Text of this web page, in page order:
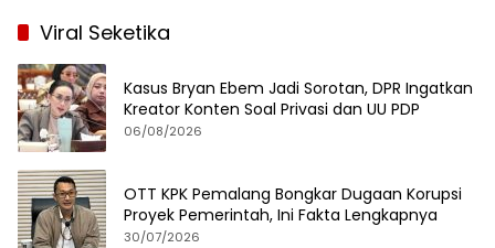
Viral Seketika
Kasus Bryan Ebem Jadi Sorotan, DPR Ingatkan
Kreator Konten Soal Privasi dan UU PDP
06/08/2026
OTT KPK Pemalang Bongkar Dugaan Korupsi
Proyek Pemerintah, Ini Fakta Lengkapnya
30/07/2026